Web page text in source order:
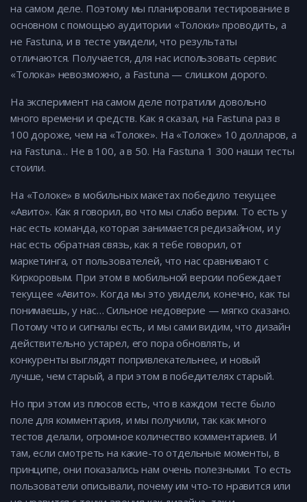
на самом деле. Поэтому мы планировали тестирование в
основном с помощью аудитории «Толоки» проводить, а
не Fastuna, и в тесте увидели, что результаты
отличаются. Получается, для нас использовать сервис
«Толока» невозможно, а Fastuna — слишком дорого.
На эксперимент на самом деле потратили довольно
много времени и средств. Как я сказал, на Fastuna раз в
100 дороже, чем на «Толоке». На «Толоке» 10 долларов, а
на Fastuna… Не в 100, а в 50. На Fastuna 1 300 наши тесты
стоили.
На «Толоке» в мобильных макетах победило текущее
«Авито». Как я говорил, во что мы слабо верим. То есть у
нас есть команда, которая занимается редизайном, и у
нас есть обратная связь, как я тебе говорил, от
маркетинга, от пользователей, что нас сравнивают с
Киркоровым. При этом в мобильной версии побеждает
текущее «Авито». Когда мы это увидели, конечно, как ты
понимаешь, у нас… Сильное недоверие — мягко сказано.
Потому что и сигналы есть, и мы сами видим, что дизайн
действительно устарел, его пора обновлять, и
конкуренты выглядят попривлекательнее, и новый
лучше, чем старый, а при этом в победителях старый.
Но при этом из плюсов есть, что в каждом тесте было
поле для комментария, и мы получили, так как много
тестов делали, огромное количество комментариев. И
там, если смотреть на какие-то отдельные моменты, в
принципе, они показались нам очень полезными. То есть
пользователи описывали, почему им что-то нравится или